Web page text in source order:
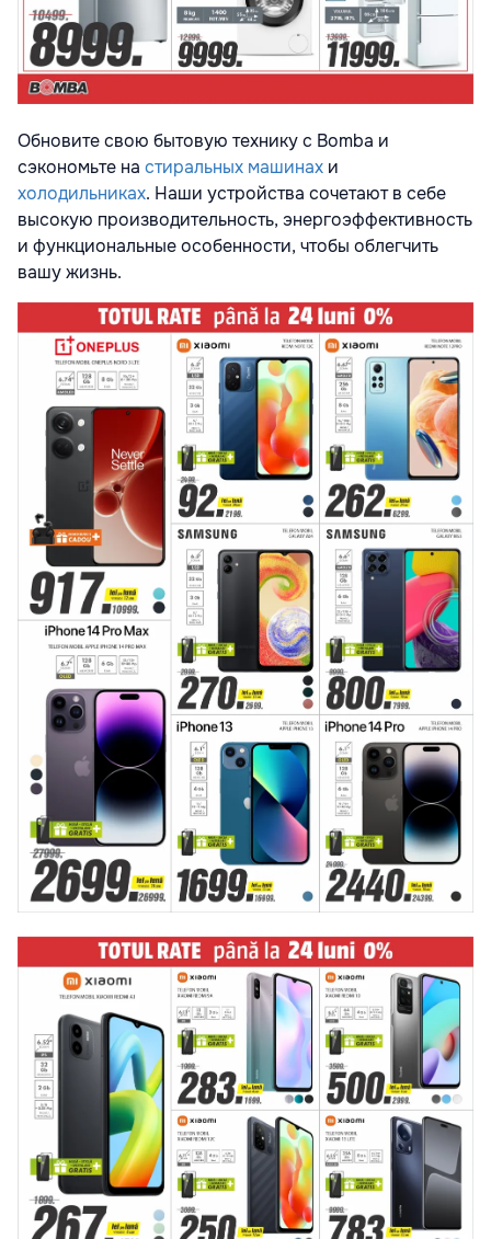
Обновите свою бытовую технику с Bomba и
сэкономьте на стиральных машинах и
холодильниках. Наши устройства сочетают в себе
высокую производительность, энергоэффективность
и функциональные особенности, чтобы облегчить
вашу жизнь.